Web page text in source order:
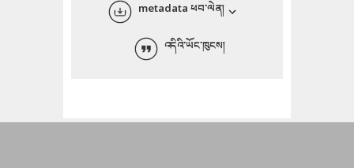
ភាសាខ្មែរ
metadata ཕབ་ལེན།
འདིའི་ཡོང་ཁུངས།